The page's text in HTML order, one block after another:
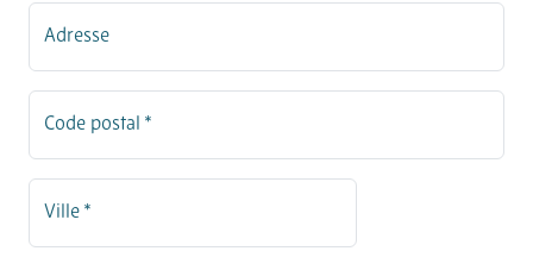
Adresse
Code postal *
Ville *